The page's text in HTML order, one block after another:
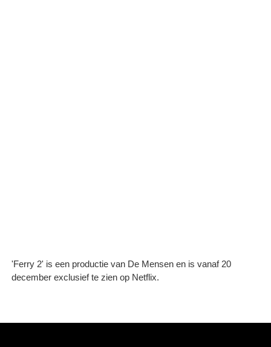
'Ferry 2' is een productie van De Mensen en is vanaf 20
december exclusief te zien op Netflix.